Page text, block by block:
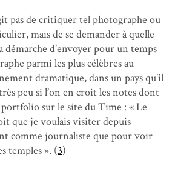
pas de critiquer tel photographe ou
mais de se demander à quelle
démarche d’envoyer pour un temps
parmi les plus célèbres au
dramatique, dans un pays qu’il
peu si l’on en croit les notes dont
sur le site du Time : « Le
que je voulais visiter depuis
comme journaliste que pour voir
temples ». (3)